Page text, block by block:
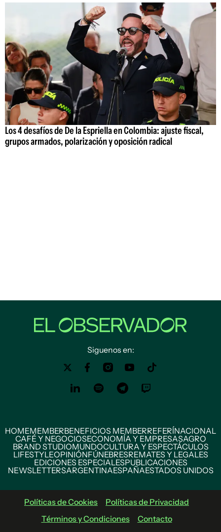
Los 4 desafíos de De la Espriella en Colombia: ajuste fiscal,
grupos armados, polarización y oposición radical
Siguenos en:
HOMEMEMBERBENEFICIOS MEMBERREFERÍNACIONAL
CAFÉ Y NEGOCIOSECONOMÍA Y EMPRESASAGRO
BRAND STUDIOMUNDOCULTURA Y ESPECTÁCULOS
LIFESTYLEOPINIÓNFÚNEBRESREMATES Y LEGALES
EDICIONES ESPECIALESPUBLICACIONES
NEWSLETTERSARGENTINAESPAÑAESTADOS UNIDOS
Políticas de Cookies
Políticas de Privacidad
Términos y Condiciones
Contacto